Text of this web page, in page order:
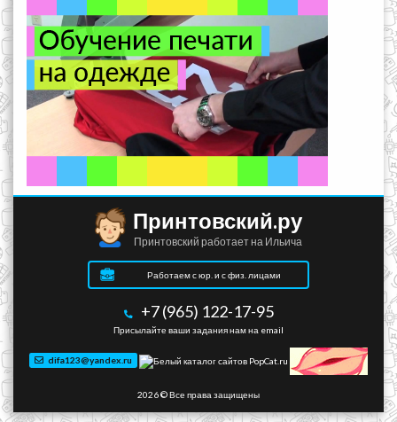
Принтовский.ру
Принтовский работает на Ильича
Работаем с юр. и с физ. лицами
+7 (965) 122-17-95
Присылайте ваши задания нам на email
difa123@yandex.ru
2026 © Все права защищены